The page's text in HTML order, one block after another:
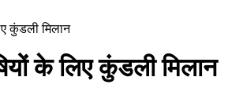
कुंडली मिलान
के लिए कुंडली मिलान